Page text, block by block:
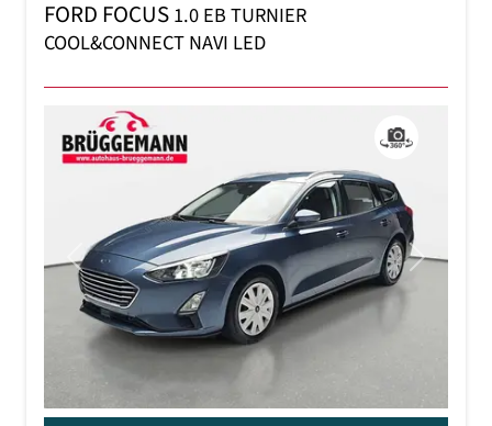
FORD FOCUS1.0 EB TURNIER
COOL&CONNECT NAVI LED
Previous Next